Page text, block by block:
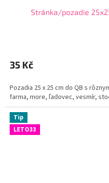
Stránka/pozadie
35 Kč
Pozadia 25 x 25 cm do QB s
farma, more, ľadovec, vesmír,
Tip
LETO33